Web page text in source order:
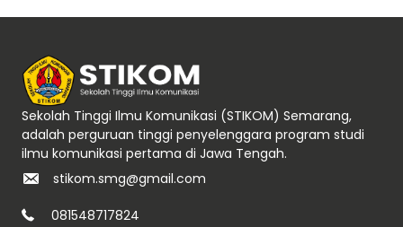
Sekolah Tinggi Ilmu Komunikasi (STIKOM) Semarang,
adalah perguruan tinggi penyelenggara program studi
ilmu komunikasi pertama di Jawa Tengah.
stikom.smg@gmail.com
081548717824